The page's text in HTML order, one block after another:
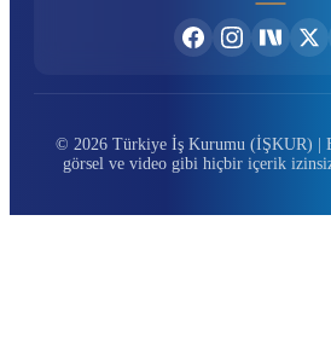
© 2026 Türkiye İş Kurumu (İŞKUR) |
görsel ve video gibi hiçbir içerik